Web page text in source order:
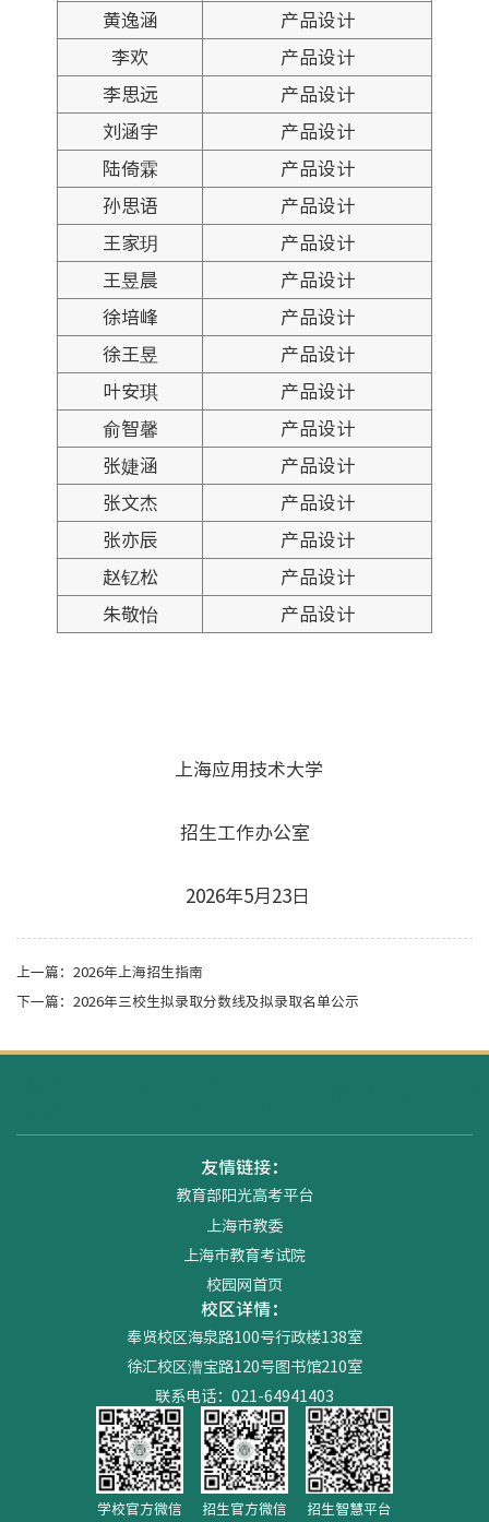
黄逸涵
产品设计
李欢
产品设计
李思远
产品设计
刘涵宇
产品设计
陆倚霖
产品设计
孙思语
产品设计
王家玥
产品设计
王昱晨
产品设计
徐培峰
产品设计
徐王昱
产品设计
叶安琪
产品设计
俞智馨
产品设计
张婕涵
产品设计
张文杰
产品设计
张亦辰
产品设计
赵钇松
产品设计
朱敬怡
产品设计
上海应用技术大学
招生工作办公室
2026年5月23日
上一篇： 2026年上海招生指南
下一篇： 2026年三校生拟录取分数线及拟录取名单公示
友情链接：
教育部阳光高考平台
上海市教委
上海市教育考试院
校园网首页
学校官方微信 招生官方微信 招生智慧平台
校区详情：
奉贤校区海泉路100号行政楼138室
徐汇校区漕宝路120号图书馆210室
联系电话：021-64941403